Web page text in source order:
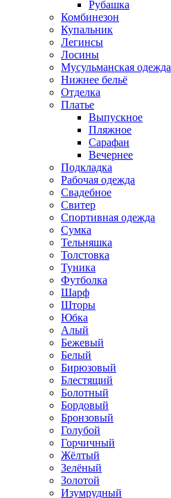
Рубашка
Комбинезон
Купальник
Легинсы
Лосины
Мусульманская одежда
Нижнее бельё
Отделка
Платье
Выпускное
Пляжное
Сарафан
Вечернее
Подкладка
Рабочая одежда
Свадебное
Свитер
Спортивная одежда
Сумка
Тельняшка
Толстовка
Туника
Футболка
Шарф
Шторы
Юбка
Алый
Бежевый
Белый
Бирюзовый
Блестящий
Болотный
Бордовый
Бронзовый
Голубой
Горчичный
Жёлтый
Зелёный
Золотой
Изумрудный